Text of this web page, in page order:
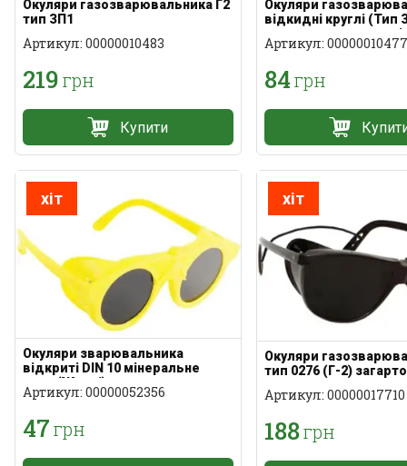
Окуляри газозварювальника Г2
тип ЗП1
Артикул: 00000010483
219грн
Купити
Окуляри
відкидні круглі (Тип
непрямою
Артикул: 00000010477
84грн
хіт
Окуляри зварювальника
відкриті DIN 10 мінеральне
скло (Жовті)
Артикул: 00000052356
47грн
хіт
Окуляри
тип 0276 (Г-2)
Артикул: 00000017710
188грн